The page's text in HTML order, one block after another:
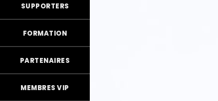
SUPPORTERS
FORMATION
PARTENAIRES
MEMBRES VIP